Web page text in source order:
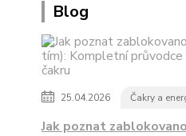
Blog
25.04.2026 Čakry a
Jak poznat